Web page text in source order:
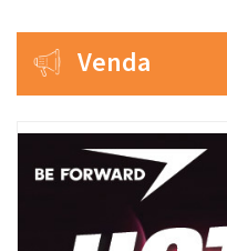
Venda